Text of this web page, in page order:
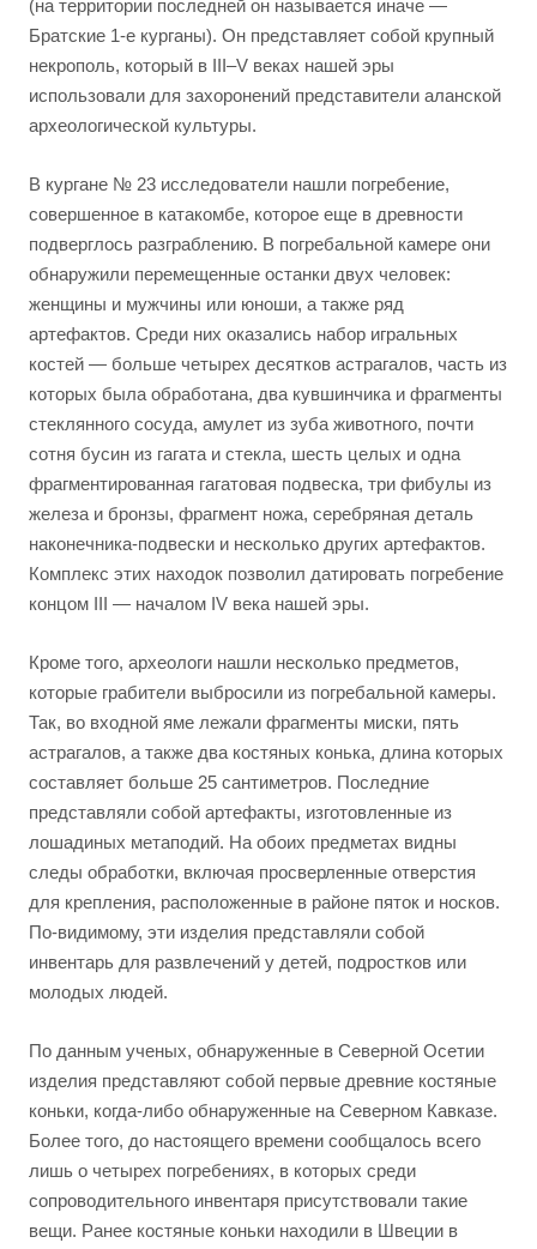
(на территории последней он называется иначе —
Братские 1-е курганы). Он представляет собой крупный
некрополь, который в III–V веках нашей эры
использовали для захоронений представители аланской
археологической культуры.
В кургане № 23 исследователи нашли погребение,
совершенное в катакомбе, которое еще в древности
подверглось разграблению. В погребальной камере они
обнаружили перемещенные останки двух человек:
женщины и мужчины или юноши, а также ряд
артефактов. Среди них оказались набор игральных
костей — больше четырех десятков астрагалов, часть из
которых была обработана, два кувшинчика и фрагменты
стеклянного сосуда, амулет из зуба животного, почти
сотня бусин из гагата и стекла, шесть целых и одна
фрагментированная гагатовая подвеска, три фибулы из
железа и бронзы, фрагмент ножа, серебряная деталь
наконечника-подвески и несколько других артефактов.
Комплекс этих находок позволил датировать погребение
концом III — началом IV века нашей эры.
Кроме того, археологи нашли несколько предметов,
которые грабители выбросили из погребальной камеры.
Так, во входной яме лежали фрагменты миски, пять
астрагалов, а также два костяных конька, длина которых
составляет больше 25 сантиметров. Последние
представляли собой артефакты, изготовленные из
лошадиных метаподий. На обоих предметах видны
следы обработки, включая просверленные отверстия
для крепления, расположенные в районе пяток и носков.
По-видимому, эти изделия представляли собой
инвентарь для развлечений у детей, подростков или
молодых людей.
По данным ученых, обнаруженные в Северной Осетии
изделия представляют собой первые древние костяные
коньки, когда-либо обнаруженные на Северном Кавказе.
Более того, до настоящего времени сообщалось всего
лишь о четырех погребениях, в которых среди
сопроводительного инвентаря присутствовали такие
вещи. Ранее костяные коньки находили в Швеции в